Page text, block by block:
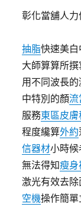
彰化當舖人
抽脂快速美
大師算算所撰
用不同波長
中特別的顏流
服務東區皮膚
程度纔算外約
信器材小時
無法得知瘦身
激光有效去
空機操作簡